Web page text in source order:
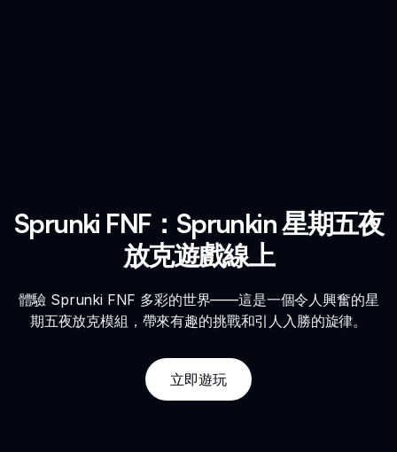
Sprunki FNF：Sprunkin 星期五夜
放克遊戲線上
體驗 Sprunki FNF 多彩的世界——這是一個令人興奮的星
期五夜放克模組，帶來有趣的挑戰和引人入勝的旋律。
立即遊玩